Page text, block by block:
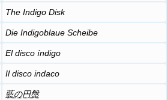
The Indigo Disk
Die Indigoblaue Scheibe
El disco índigo
Il disco indaco
藍の円盤